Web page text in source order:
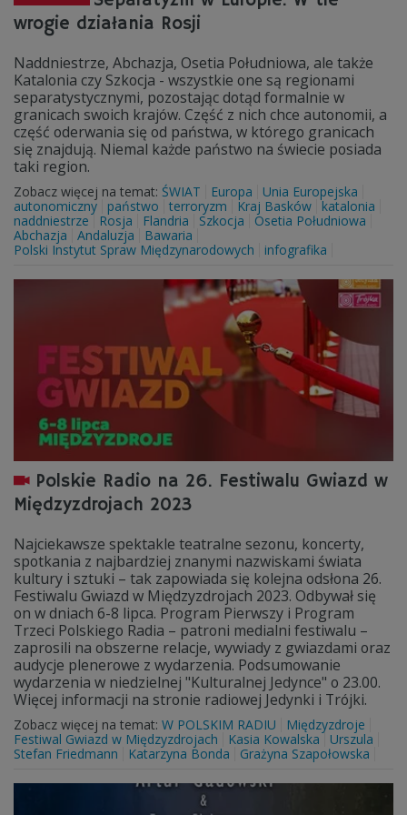
wrogie działania Rosji
Naddniestrze, Abchazja, Osetia Południowa, ale także
Katalonia czy Szkocja - wszystkie one są regionami
separatystycznymi, pozostając dotąd formalnie w
granicach swoich krajów. Część z nich chce autonomii, a
część oderwania się od państwa, w którego granicach
się znajdują. Niemal każde państwo na świecie posiada
taki region.
Zobacz więcej na temat: ŚWIAT Europa
Unia Europejska
autonomiczny
państwo terroryzm Kraj Basków
katalonia
naddniestrze
Rosja Flandria Szkocja
Osetia Południowa
Abchazja
Andaluzja
Bawaria
Polski Instytut Spraw Międzynarodowych
infografika
Polskie Radio na 26. Festiwalu Gwiazd w
Międzyzdrojach 2023
Najciekawsze spektakle teatralne sezonu, koncerty,
spotkania z najbardziej znanymi nazwiskami świata
kultury i sztuki – tak zapowiada się kolejna odsłona 26.
Festiwalu Gwiazd w Międzyzdrojach 2023. Odbywał się
on w dniach 6-8 lipca. Program Pierwszy i Program
Trzeci Polskiego Radia – patroni medialni festiwalu –
zaprosili na obszerne relacje, wywiady z gwiazdami oraz
audycje plenerowe z wydarzenia. Podsumowanie
wydarzenia w niedzielnej "Kulturalnej Jedynce" o 23.00.
Więcej informacji na stronie radiowej Jedynki i Trójki.
Zobacz więcej na temat: W POLSKIM RADIU
Międzyzdroje
Festiwal Gwiazd w Międzyzdrojach
Kasia Kowalska
Urszula
Stefan Friedmann
Katarzyna Bonda Grażyna Szapołowska